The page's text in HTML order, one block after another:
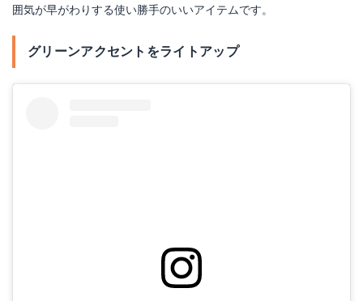
囲気が早がわりする使い勝手のいいアイテムです。
グリーンアクセントをライトアップ